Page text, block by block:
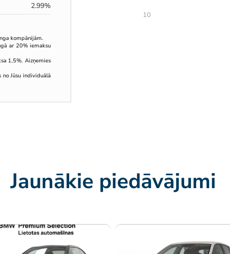
2.99%
kompānijām.
ar 20% iemaksu
1,5%. Aizņemies
Jūsu individuālā
10
Jaunākie piedāvājumi